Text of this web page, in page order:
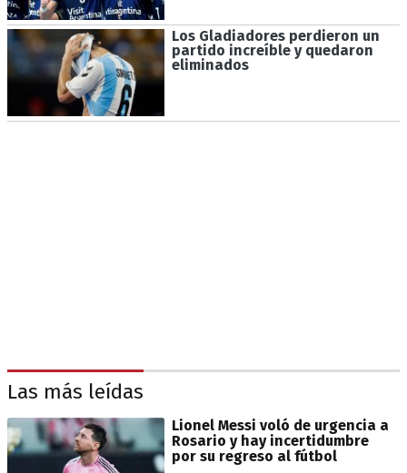
Los Gladiadores perdieron un
partido increíble y quedaron
eliminados
Las más leídas
Lionel Messi voló de urgencia a
Rosario y hay incertidumbre
por su regreso al fútbol